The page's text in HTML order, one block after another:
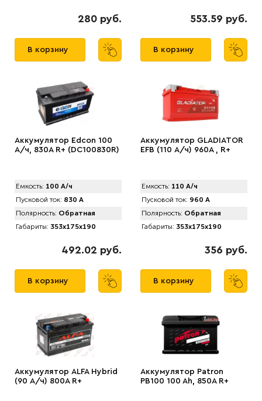
280 руб.
В корзину
553.59 руб.
В корзину
Аккумулятор Edcon 100
А/ч, 830A R+ (DC100830R)
Емкость: 100 А/ч
Пусковой ток: 830 А
Полярность: Обратная
Габариты: 353x175x190
492.02 руб.
В корзину
Аккумулятор GLADIATOR
EFB (110 А/ч) 960A , R+
Емкость: 110 А/ч
Пусковой ток: 960 А
Полярность: Обратная
Габариты: 353x175x190
356 руб.
В корзину
Аккумулятор АLFA Hybrid
(90 А/ч) 800A R+
Аккумулятор Patron
PB100 100 Ah, 850A R+